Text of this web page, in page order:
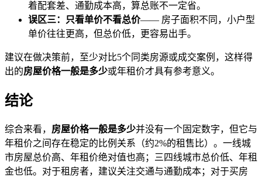
着配套差、通勤成本高，算总账不一定省。
误区三：只看单价不看总价—— 房子面积不同，小户型
单价往往更高，但总价低，更容易出手。
建议在做决策前，至少对比5个同类房源或成交案例，这样得
出的房屋价格一般是多少或年租价才具有参考意义。
结论
综合来看， 房屋价格一般是多少并没有一个固定数字，但它与
年租价之间存在稳定的比例关系（约2%的租售比）。一线城
市房屋总价高、年租价绝对值也高；三四线城市总价低、年租
金也低。对于租房者，建议关注交通与通勤成本；对于买房